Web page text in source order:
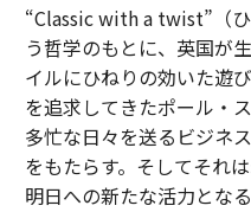
“Classic with a twist”（
う哲学のもとに、英国が
イルにひねりの効いた遊
を追求してきたポール・
多忙な日々を送るビジネ
をもたらす。そしてそれ
明日への新たな活力となる